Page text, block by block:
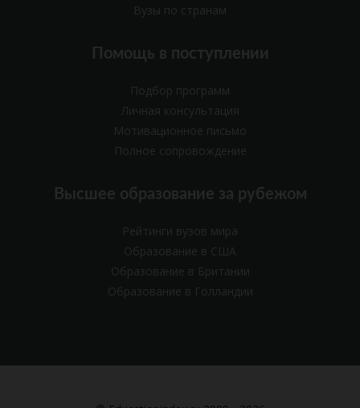
Вузы по странам
Помощь в поступлении
Подбор программ
Личная консультация
Мотивационное письмо
Полное сопровождение
Высшее образование за рубежом
Рейтинги вузов мира
Образование в США
Образование в Британии
Образование в Голландии